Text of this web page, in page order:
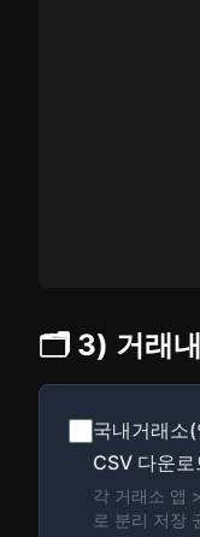
🗂️ 3) 거래
국내거래소
CSV 다운로
각 거래소 앱
로 분리 저장